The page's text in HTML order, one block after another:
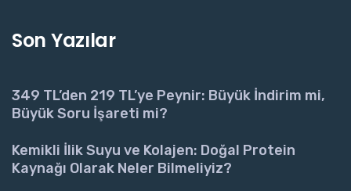
Son Yazılar
349 TL’den 219 TL’ye Peynir: Büyük İndirim mi,
Büyük Soru İşareti mi?
Kemikli İlik Suyu ve Kolajen: Doğal Protein
Kaynağı Olarak Neler Bilmeliyiz?